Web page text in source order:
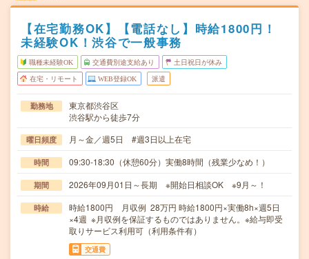
【在宅勤務OK】【電話なし】時給1800円！
未経験OK！渋谷で一般事務
職種未経験OK 交通費別途支給あり 土日祝日が休み
在宅・リモート WEB登録OK 派遣
勤務地
東京都渋谷区
渋谷駅から徒歩7分
曜日頻度 月～金／週5日 #週3日以上在宅
時間 09:30-18:30（休憩60分）実働8時間（残業少なめ！）
期間 2026年09月01日～長期 ※開始日相談OK ※9月～！
時給
時給1800円 月収例 28万円 時給1800円×実働8h×週5日
×4週 ※月収例を保証するものではありません。※給与即受
取りサービス利用可（利用条件有）
交通費